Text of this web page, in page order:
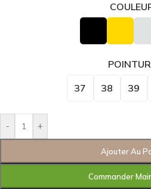
37 38 39
- +
Ajouter Au
Commander